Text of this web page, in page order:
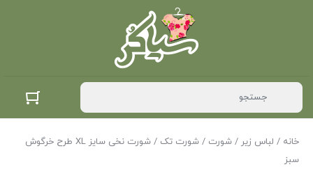
خانه / لباس زیر / شورت / شورت تک
/ شورت نخی سایز XL طرح خرگوش
سبز